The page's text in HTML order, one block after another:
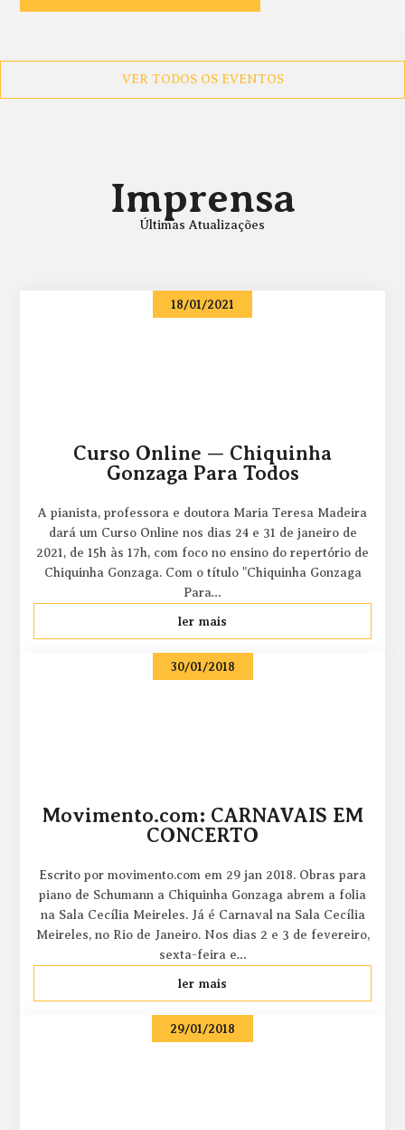
VER TODOS OS EVENTOS
Imprensa
Últimas Atualizações
18/01/2021
Curso Online — Chiquinha
Gonzaga Para Todos
A pianista, professora e doutora Maria Teresa Madeira
dará um Curso Online nos dias 24 e 31 de janeiro de
2021, de 15h às 17h, com foco no ensino do repertório de
Chiquinha Gonzaga. Com o título "Chiquinha Gonzaga
Para…
ler mais
30/01/2018
Movimento.com: CARNAVAIS EM
CONCERTO
Escrito por movimento.com em 29 jan 2018. Obras para
piano de Schumann a Chiquinha Gonzaga abrem a folia
na Sala Cecília Meireles. Já é Carnaval na Sala Cecília
Meireles, no Rio de Janeiro. Nos dias 2 e 3 de fevereiro,
sexta-feira e…
ler mais
29/01/2018